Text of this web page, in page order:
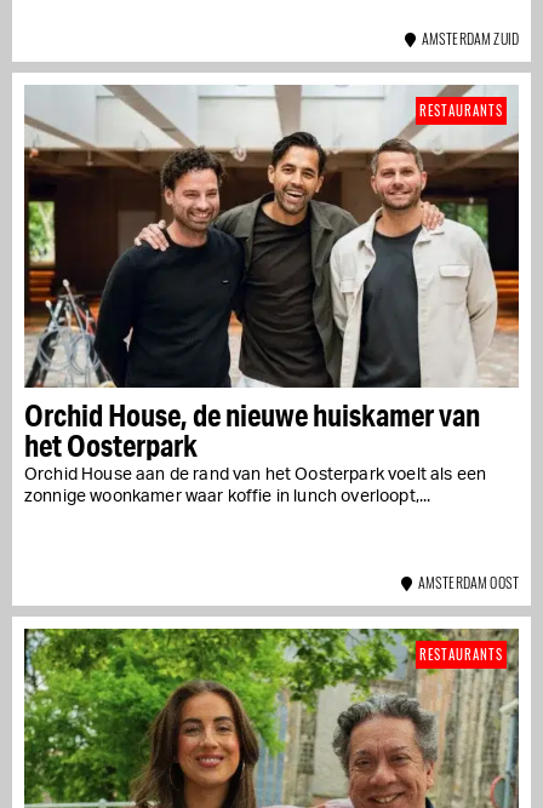
AMSTERDAM ZUID
Orchid House, de nieuwe huiskamer van
het Oosterpark
Orchid House aan de rand van het Oosterpark voelt als een
zonnige woonkamer waar koffie in lunch overloopt,...
RESTAURANTS
AMSTERDAM OOST
RESTAURANTS